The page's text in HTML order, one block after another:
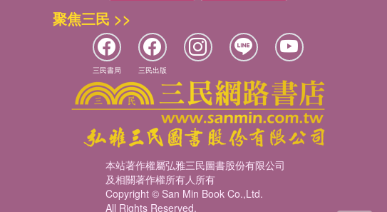
聚焦三民 >>
三民書局 三民出版
本站著作權屬弘雅三民圖書股份有限公司
及相關著作權所有人所有
Copyright © San Min Book Co.,Ltd.
All Rights Reserved.